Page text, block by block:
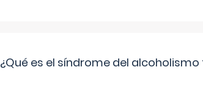
¿Qué es el síndrome del